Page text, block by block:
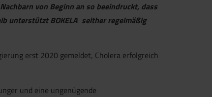
von Beginn an so beeindruckt, dass
unterstützt BOKELA seither regelmäßig
erst 2020 gemeldet, Cholera erfolgreich
und eine ungenügende